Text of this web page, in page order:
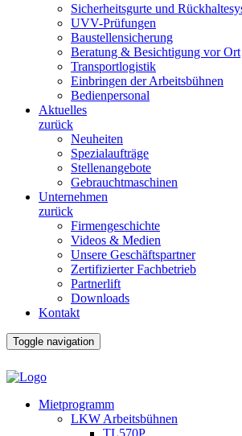
Sicherheitsgurte und
UVV-Prüfungen
Baustellensicherung
Beratung & Besichtigung vor Ort
Transportlogistik
Einbringen der Arbeitsbühnen
Bedienpersonal
Aktuelles
zurück
Neuheiten
Spezialaufträge
Stellenangebote
Gebrauchtmaschinen
Unternehmen
zurück
Firmengeschichte
Videos & Medien
Unsere Geschäftspartner
Zertifizierter Fachbetrieb
Partnerlift
Downloads
Kontakt
Toggle navigation
Mietprogramm
LKW Arbeitsbühnen
TL570P